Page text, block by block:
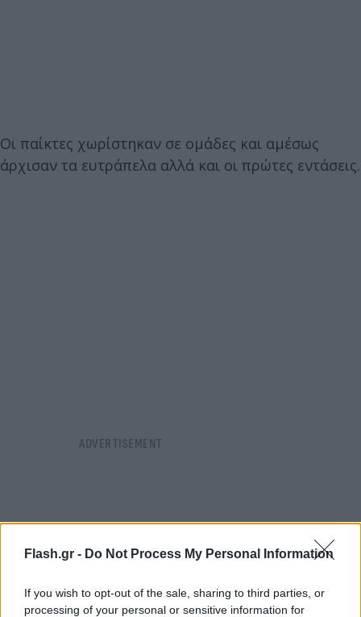
Flash.gr - Do Not Process My Personal Information
If you wish to opt-out of the sale, sharing to third parties, or
processing of your personal or sensitive information for
Οι παίκτες χωρίστηκαν σε ομάδες και αμέσως
άρχισαν τα ευτράπελα αλλά και οι πρώτες εντάσεις.